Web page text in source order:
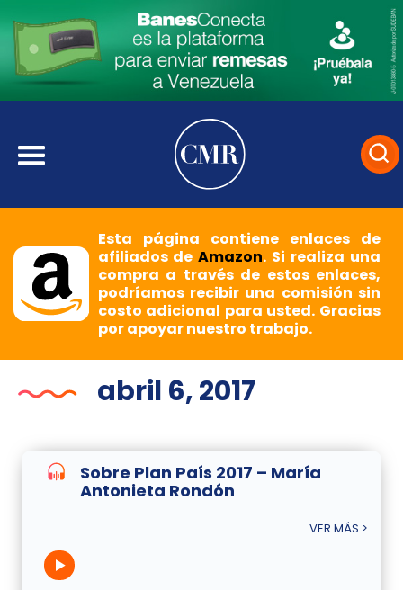
Esta página contiene enlaces de
afiliados deAmazon. Si realiza una
compra a través de estos enlaces,
podríamos recibir una comisión sin
costo adicional para usted. Gracias
por apoyar nuestro trabajo.
abril 6, 2017
Sobre Plan País 2017 – María
Antonieta Rondón
VER MÁS >